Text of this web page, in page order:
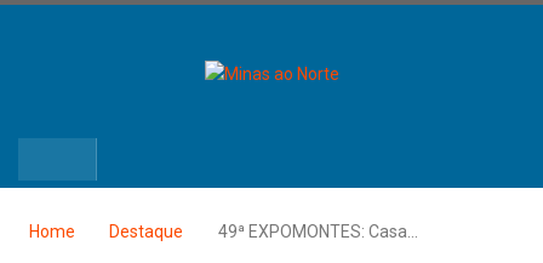
Home Destaque 49ª EXPOMONTES: Casa…